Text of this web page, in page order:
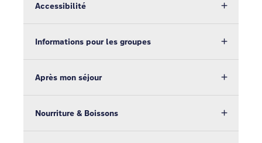
Accessibilité
Informations pour les groupes
Après mon séjour
Nourriture & Boissons